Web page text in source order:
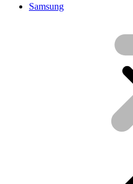
Samsung